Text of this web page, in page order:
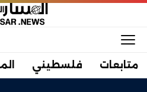
متابعات فلسطيني